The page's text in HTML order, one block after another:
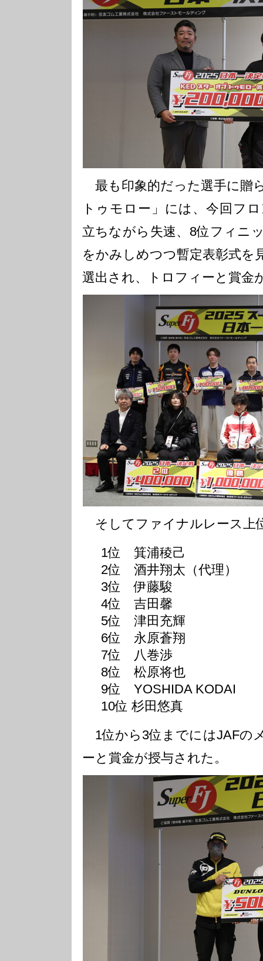
最も印象的だった選手に贈
トゥモロー」には、今回フ
立ちながら失速、8位フィニ
をかみしめつつ暫定表彰式を
選出され、トロフィーと賞金
そしてファイナルレース上
1位 箕浦稜己
2位 酒井翔太（代理）
3位 伊藤駿
4位 吉田馨
5位 津田充輝
6位 永原蒼翔
7位 八巻渉
8位 松原将也
9位 YOSHIDA KODAI
10位 杉田悠真
1位から3位までにはJAFの
ーと賞金が授与された。